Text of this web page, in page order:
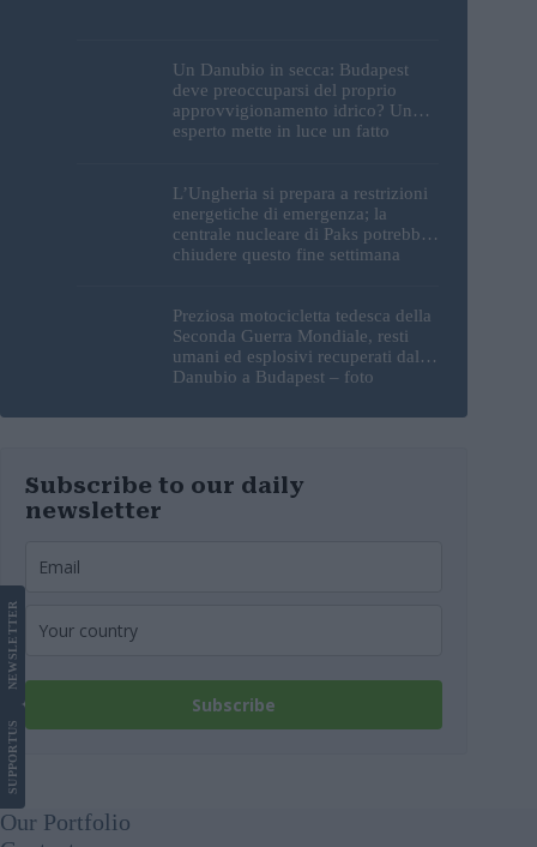
Un Danubio in secca: Budapest
deve preoccuparsi del proprio
approvvigionamento idrico? Un
esperto mette in luce un fatto
L’Ungheria si prepara a restrizioni
energetiche di emergenza; la
centrale nucleare di Paks potrebbe
chiudere questo fine settimana
Preziosa motocicletta tedesca della
Seconda Guerra Mondiale, resti
umani ed esplosivi recuperati dal
Danubio a Budapest – foto
Subscribe to our daily
newsletter
Subscribe
SUPPORT
US
NEWS
LETTER
Our Portfolio